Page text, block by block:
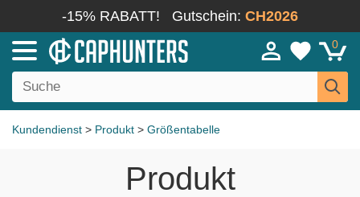
-15% RABATT! Gutschein: CH2026
0
Kundendienst > Produkt > Größentabelle
Produkt